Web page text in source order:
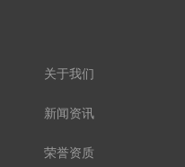
关于我们
新闻资讯
荣誉资质